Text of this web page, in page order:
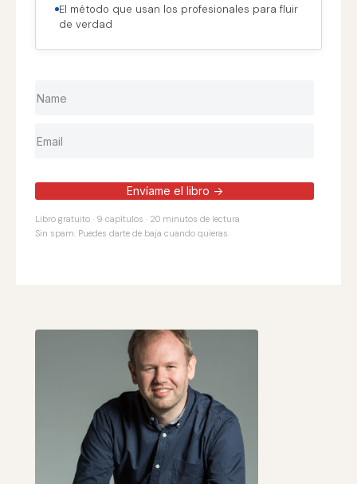
El método que usan los profesionales para fluir
de verdad
Envíame el libro →
Libro gratuito · 9 capítulos · 20 minutos de lectura
Sin spam. Puedes darte de baja cuando quieras.